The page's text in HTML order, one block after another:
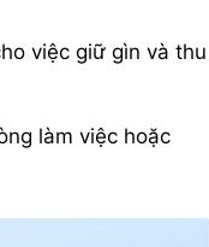
việc giữ gìn và thu
làm việc hoặc